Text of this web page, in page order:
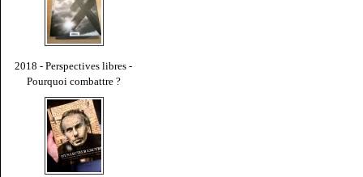
2018 - Perspectives libres -
Pourquoi combattre ?